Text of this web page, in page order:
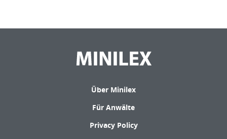
Über Minilex
Für Anwälte
Privacy Policy